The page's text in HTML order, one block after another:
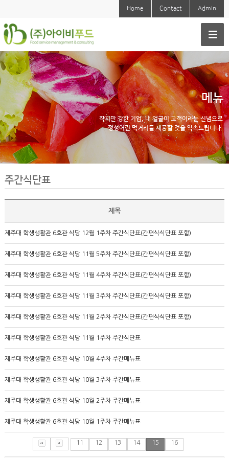
Home Contact Admin
메뉴
작지만 강한 기업, 내 얼굴이 고객이라는 신념으로
정성어린 먹거리를 제공할 것을 약속드립니다.
주간식단표
제목
제주대 학생생활관 6호관 식당 12월 1주차 주간식단표(간편식식단표 포함)
제주대 학생생활관 6호관 식당 11월 5주차 주간식단표(간편식식단표 포함)
제주대 학생생활관 6호관 식당 11월 4주차 주간식단표(간편식식단표 포함)
제주대 학생생활관 6호관 식당 11월 3주차 주간식단표(간편식식단표 포함)
제주대 학생생활관 6호관 식당 11월 2주차 주간식단표(간편식식단표 포함)
제주대 학생생활관 6호관 식당 11월 1주차 주간식단표
제주대 학생생활관 6호관 식당 10월 4주차 주간메뉴표
제주대 학생생활관 6호관 식당 10월 3주차 주간메뉴표
제주대 학생생활관 6호관 식당 10월 2주차 주간메뉴표
제주대 학생생활관 6호관 식당 10월 1주차 주간메뉴표
11 12 13 14 15 16